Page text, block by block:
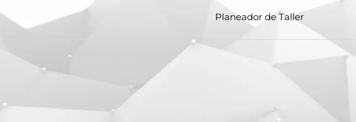
Planeador de Taller